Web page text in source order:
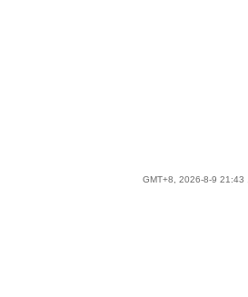
GMT+8, 2026-8-9 21:43